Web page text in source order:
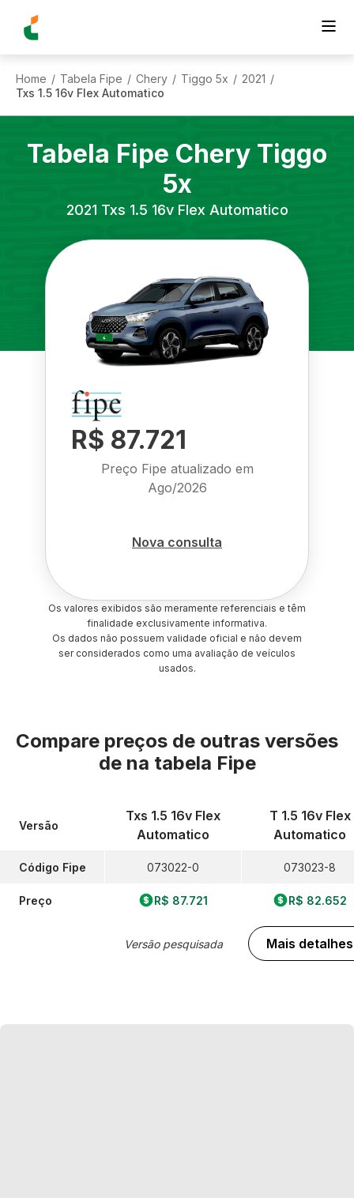
Home / Tabela Fipe / Chery / Tiggo 5x / 2021 /
Txs 1.5 16v Flex Automatico
Tabela Fipe Chery Tiggo
5x
2021 Txs 1.5 16v Flex Automatico
R$ 87.721
Preço Fipe atualizado em
Ago/2026
Nova consulta
Os valores exibidos são meramente referenciais e têm
finalidade exclusivamente informativa.
Os dados não possuem validade oficial e não devem
ser considerados como uma avaliação de veículos
usados.
Compare preços de outras versões
de na tabela Fipe
Versão
Código Fipe
Preço
Txs 1.5 16v Flex
Automatico
073022-0
R$ 87.721
Versão pesquisada
T 1.5 16v Flex
Automatico
073023-8
R$ 82.652
Mais detalhes